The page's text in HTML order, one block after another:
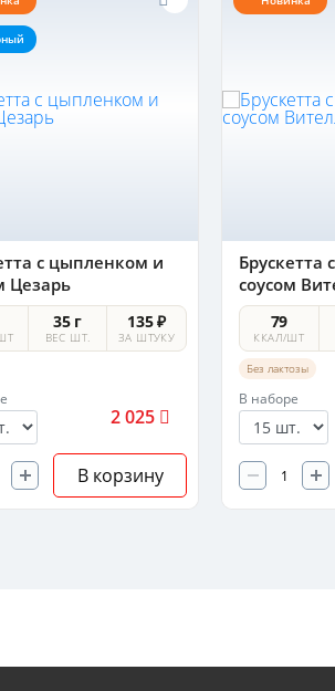
с цыпленком и
Цезарь
35 г
ВЕС ШТ.
135 ₽
ЗА ШТУКУ
2 025
В корзину
Брускетта
соусом
79
ККАЛ/ШТ
Без лактозы
В наборе